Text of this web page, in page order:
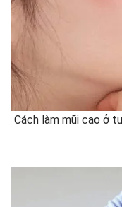
Cách làm mũi cao ở